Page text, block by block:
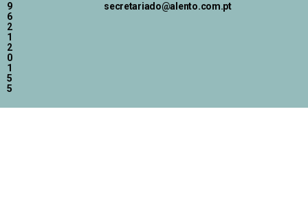
9
6
2
1
2
0
1
5
5
secretariado@alento.com.pt